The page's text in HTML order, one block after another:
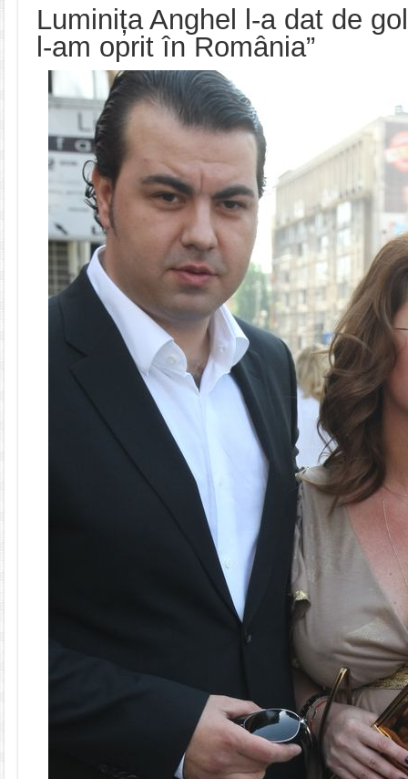
Luminița Anghel l-a dat de
l-am oprit în România”